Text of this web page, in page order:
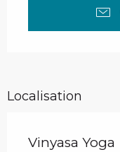
Localisation
Vinyasa Yoga